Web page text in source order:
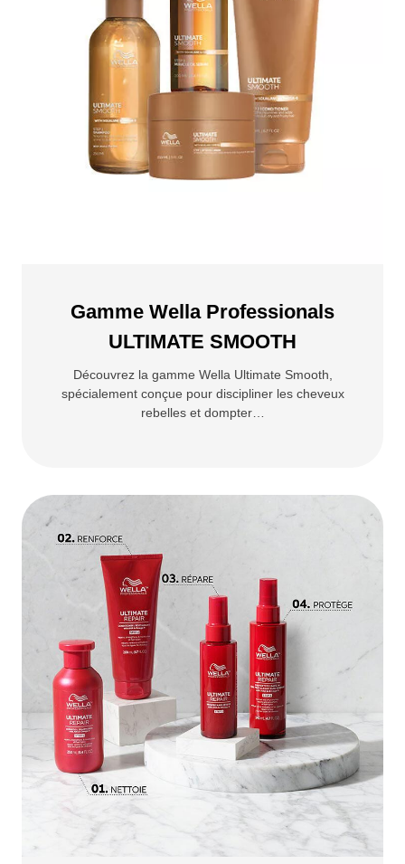
Gamme Wella Professionals
ULTIMATE SMOOTH
Découvrez la gamme Wella Ultimate Smooth,
spécialement conçue pour discipliner les cheveux
rebelles et dompter…